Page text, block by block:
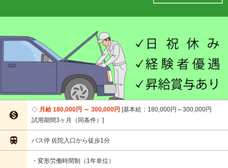

月給 180,000円 ～ 300,000円 基本給：180,000円～300,000円
試用期間3ヶ月（同条件）
 バス停 佐陀入口から徒歩1分
・変形労働時間制（1年単位）